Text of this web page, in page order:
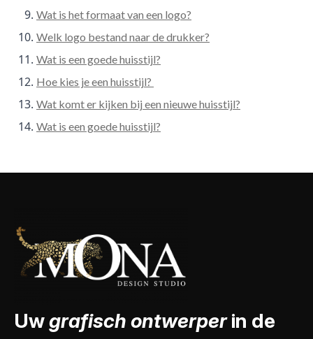
Wat is het formaat van een logo?
Welk logo bestand naar de drukker?
Wat is een goede huisstijl?
Hoe kies je een huisstijl?
Wat komt er kijken bij een nieuwe huisstijl?
Wat is een goede huisstijl?
Uwgrafisch ontwerperin de